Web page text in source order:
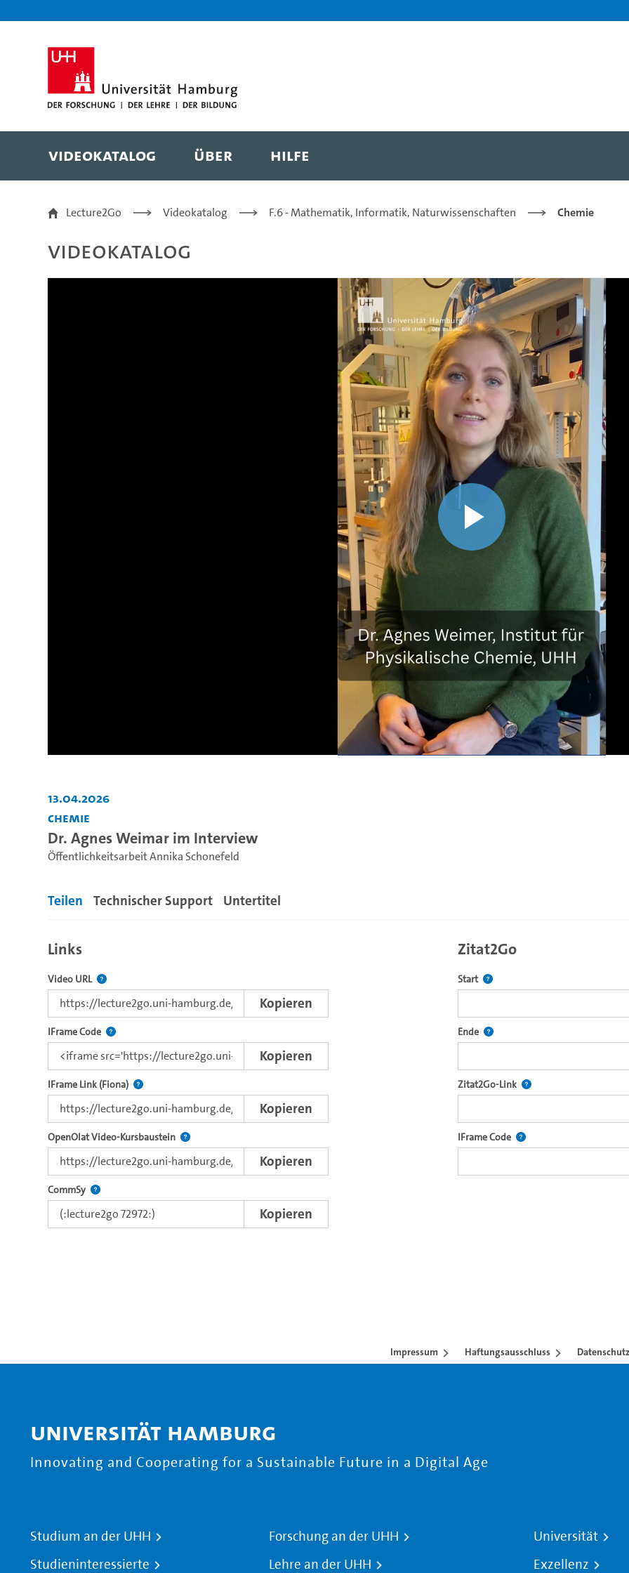
Videokatalog Über Hilfe
Dr. Agnes Weimar im Interview -
Lecture2Go Videokatalog F.6 - Mathematik, Informatik, Naturwissenschaften Chemie
Videokatalog
Video
13.04.2026
Chemie
Dr. Agnes Weimar im Interview
Öffentlichkeitsarbeit Annika Schonefeld
Teilen Technischer Support Untertitel
Links
Video URL Der Link zu diesem Video.
Kopieren
IFrame Code Nutzen Sie diesen Code, um das Video mit dem Lecture2Go-Videoplayer einzubetten.
Kopieren
IFrame Link (Fiona) Direkter iFrame-Link zur Weitergabe an externe Web-Applikationen.
Kopieren
OpenOlat Video-Kursbaustein Verwenden Sie diesen Link, um ein Video in den OpenOlat Video-Baustein einzubetten.
Kopieren
CommSy Nutzen Sie diesen Code, um das Video in CommSy einzubetten.
Kopieren
Zitat2Go
Start Definiert den Startpunkt für
Ende Definiert den Endpunkt für
Zitat2Go-Link Nach der Auswahl eines
IFrame Code Nutzen Sie diesen Code,
Impressum Haftungsausschluss
Universität Hamburg
Innovating and Cooperating for a Sustainable Future in a Digital Age
Studium an der UHH
Studieninteressierte
Forschung an der UHH
Lehre an der UHH
Universität
Exzellenz